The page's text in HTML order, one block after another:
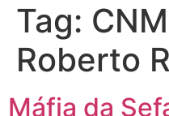
Tag:
Roberto
Máfia da